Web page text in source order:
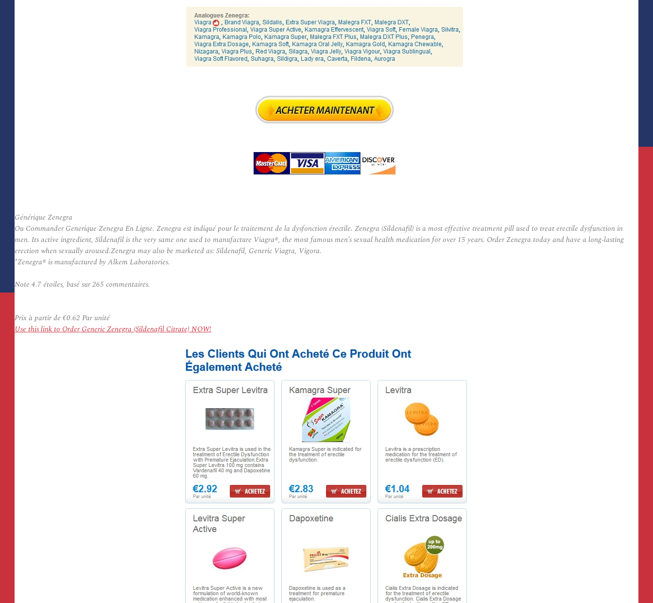
Générique Zenegra
Ou Commander Generique Zenegra En Ligne. Zenegra est indiqué pour le traitement de la dysfonction érectile. Zenegra (Sildenafil) is a most effective treatment pill used to treat erectile dysfunction in
men. Its active ingredient, Sildenafil is the very same one used to manufacture Viagra®, the most famous men’s sexual health medication for over 15 years. Order Zenegra today and have a long-lasting
erection when sexually aroused.Zenegra may also be marketed as: Sildenafil, Generic Viagra, Vigora.
*Zenegra® is manufactured by Alkem Laboratories.
Note 4.7étoiles, basé sur265 commentaires.
Prix à partir de €0.62 Par unité
Use this link to Order Generic Zenegra (Sildenafil Citrate) NOW!